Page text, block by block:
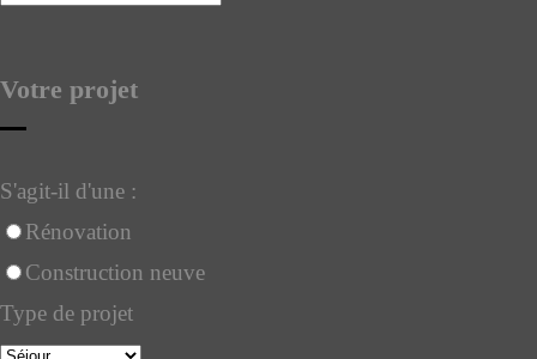
Votre projet
S'agit-il d'une :
Rénovation
Construction neuve
Type de projet